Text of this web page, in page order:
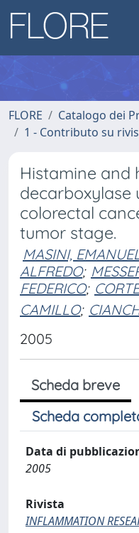
FLORE
Catalogo dei
1 - Contributo su
Histamine and
decarboxylase
colorectal
tumor stage.
MASINI,
ALFREDO;
FEDERICO;
CAMILLO;
2005
Scheda breve
Scheda
Data di
2005
Rivista
INFLAMMATION